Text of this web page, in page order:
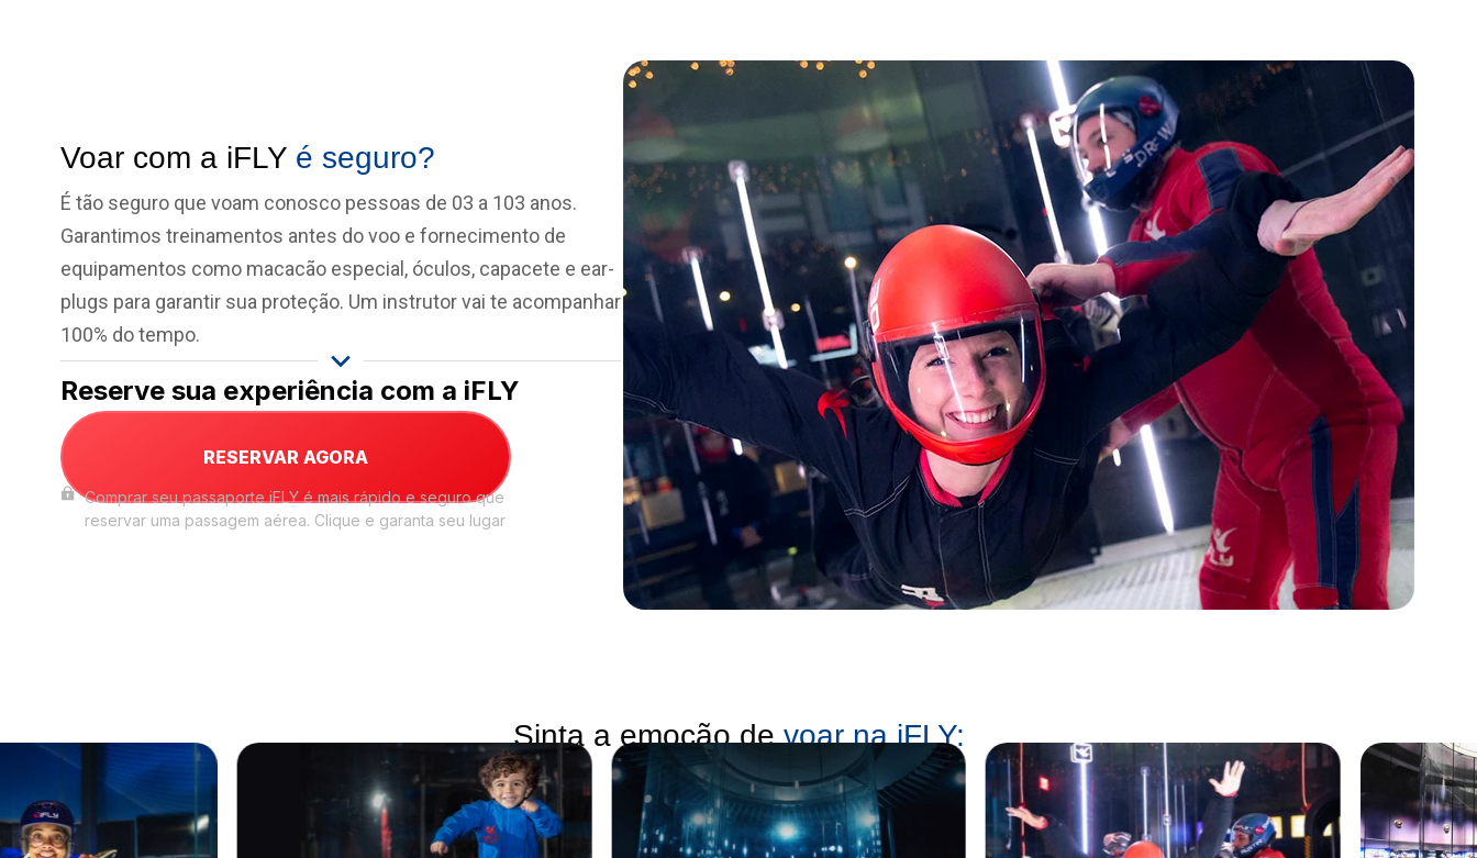
Voar com a iFLY é seguro?
É tão seguro que voam conosco pessoas de 03 a 103 anos.
Garantimos treinamentos antes do voo e fornecimento de
equipamentos como macacão especial, óculos, capacete e ear-
plugs para garantir sua proteção. Um instrutor vai te acompanhar
100% do tempo.
Reserve sua experiência com a iFLY
RESERVAR AGORA
Comprar seu passaporte iFLY é mais rápido e seguro que
reservar uma passagem aérea. Clique e garanta seu lugar
Sinta a emoção devoar na iFLY: